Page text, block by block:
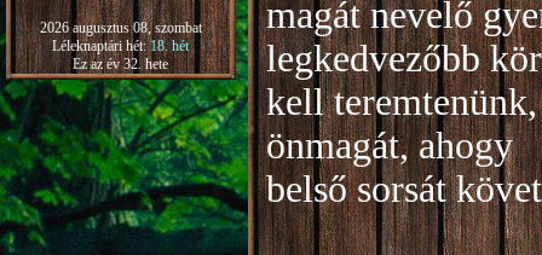
2026 augusztus 08, szombat
Léleknaptári hét:18. hét
Ez az év 32. hete
magát nevelő
legkedvezőbb
kell
önmagát, ahogy
belső sorsát